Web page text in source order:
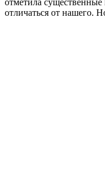
отличаться от нашего.